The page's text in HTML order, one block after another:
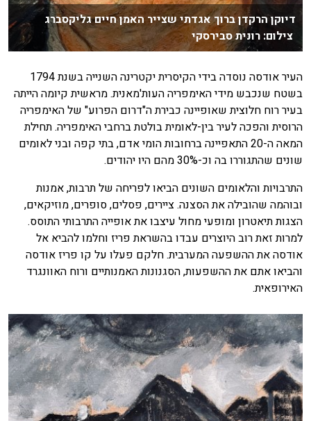
דיוקן הרקדן ברוך אגדתי שצייר האמן חיים גליקסברג
צילום: רונית סבירסקי
העיר אודסה נוסדה בידי הקיסרית יקטרינה השנייה בשנת 1794
בשטח שנכבש מידי האימפריה העות'מאנית. מראשית קיומה הייתה
בעיר רוח חלוצית שאופיינה כבירת ה"דרום הפרוע" של האימפריה
הרוסית והפכה לעיר בין-לאומית בולטת ברחבי האימפריה. תחילת
המאה ה-20 התאפיינה ברחובות הומי אדם, בתי קפה ובני לאומים
שונים שהתגוררו בה וכ-30% מהם היו יהודים.
התרבויות והלאומים השונים הביאו לפריחה של תרבות, אמנות
ובוהמה שהובילה את הסצנה. ציירים, פסלים, סופרים, מוזיקאים,
הצגות תיאטרון ומופעי מחול עיצבו את אופייה התרבותי התוסס.
למרות זאת רוב היוצרים עבדו בהשראת פריז וחלמו להביא אל
אודסה את ההשפעה המערבית. חלקם פעלו על קו פריז אודסה
והביאו אתם את ההשפעות, הסגנונות האמנותיים ורוח האוונגרד
האירופאית.